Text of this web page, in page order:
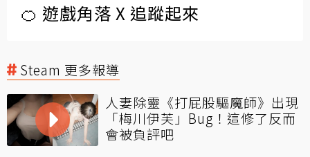
🍊 遊戲角落 X 追蹤起來
Steam 更多報導
人妻除靈《打屁股驅魔師》出現
「梅川伊芙」Bug！這修了反而
會被負評吧